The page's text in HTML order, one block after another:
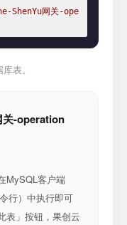
ShenYu网关-ope
表。
关-operation
MySQL客户端
行）中执行即可
表」按钮，果创云